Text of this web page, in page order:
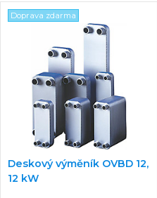
Doprava zdarma
Deskový výměník OVBD 12,
12 kW